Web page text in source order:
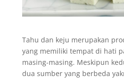
Tahu dan keju merupakan
yang memiliki tempat di hati
masing-masing. Meskipun
dua sumber yang berbeda